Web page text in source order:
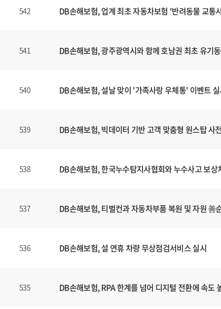
542 DB손해보험, 업계 최초 자동차보험 '반려동물 교통
541 DB손해보험, 광주광역시와 함께 호남권 최초 유기
540 DB손해보험, 설날 맞이 '가족사랑 우체통' 이벤트
539 DB손해보험, 빅데이터 기반 고객 맞춤형 원스탑
538 DB손해보험, 한국누수탐지사협회와 누수사고 보
537 DB손해보험, 티벌컨과 자동차부품 복원 및 자원 善
536 DB손해보험, 설 연휴 차량 무상점검서비스 실시
535 DB손해보험, RPA 한계를 넘어 디지털 전환에 속도